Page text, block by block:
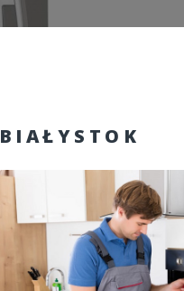
BIAŁYSTOK